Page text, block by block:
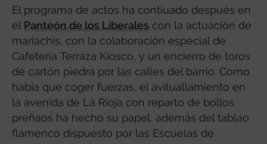
El programa de actos ha contiuado después en
el Panteón de los Liberales con la actuación de
mariachis, con la colaboración especial de
Cafetería Terraza Kiosco, y un encierro de toros
de cartón piedra por las calles del barrio. Como
había que coger fuerzas, el avituallamiento en
la avenida de La Rioja con reparto de bollos
preñaos ha hecho su papel, además del tablao
flamenco dispuesto por las Escuelas de